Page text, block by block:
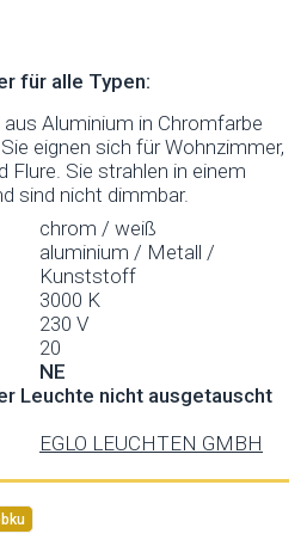
für alle Typen:
Aluminium in Chromfarbe
eignen sich für Wohnzimmer,
Flure. Sie strahlen in einem
sind nicht dimmbar.
chrom / weiß
aluminium / Metall /
Kunststoff
3000 K
230 V
20
NE
Leuchte nicht ausgetauscht
EGLO LEUCHTEN GMBH